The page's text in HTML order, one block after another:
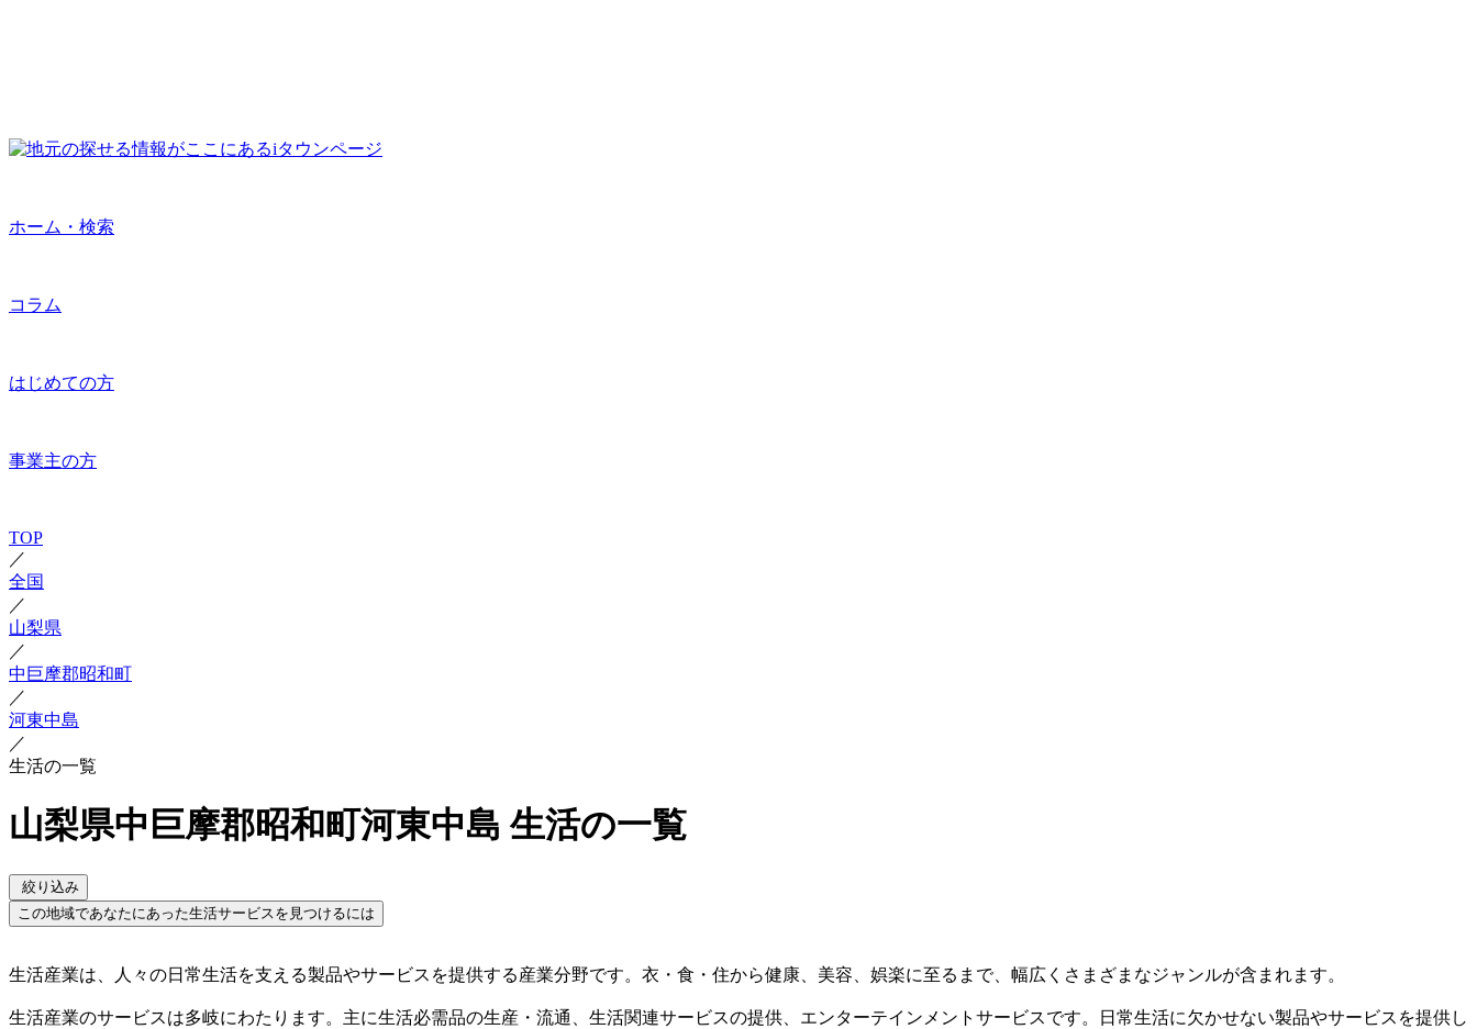
ホーム・検索
コラム
はじめての方
事業主の方
TOP
／
全国
／
山梨県
／
中巨摩郡昭和町
／
河東中島
／
生活の一覧
山梨県中巨摩郡昭和町河東中島 生活の一覧
絞り込み
この地域であなたにあった生活サービスを見つけるには
生活産業は、人々の日常生活を支える製品やサービスを提供する産業分野です。衣・食・住から健康、美容、娯楽に至るまで、幅広くさまざまなジャンルが含まれます。
生活産業のサービスは多岐にわたります。主に生活必需品の生産・流通、生活関連サービスの提供、エンターテインメントサービスです。日常生活に欠かせない製品やサービスを提供し